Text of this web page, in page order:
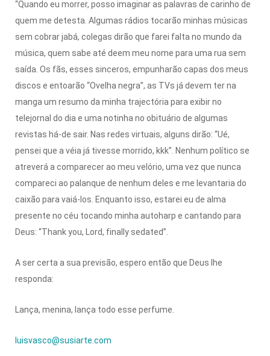
“Quando eu morrer, posso imaginar as palavras de carinho de
quem me detesta. Algumas rádios tocarão minhas músicas
sem cobrar jabá, colegas dirão que farei falta no mundo da
música, quem sabe até deem meu nome para uma rua sem
saída. Os fãs, esses sinceros, empunharão capas dos meus
discos e entoarão “Ovelha negra”, as TVs já devem ter na
manga um resumo da minha trajectória para exibir no
telejornal do dia e uma notinha no obituário de algumas
revistas há-de sair. Nas redes virtuais, alguns dirão: “Ué,
pensei que a véia já tivesse morrido, kkk”. Nenhum político se
atreverá a comparecer ao meu velório, uma vez que nunca
compareci ao palanque de nenhum deles e me levantaria do
caixão para vaiá-los. Enquanto isso, estarei eu de alma
presente no céu tocando minha autoharp e cantando para
Deus: “Thank you, Lord, finally sedated”.
A ser certa a sua previsão, espero então que Deus lhe
responda:
Lança, menina, lança todo esse perfume.
luisvasco@susiarte.com